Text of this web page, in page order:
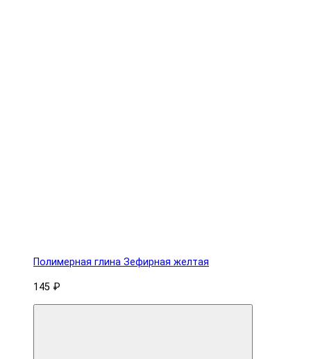
Полимерная глина Зефирная желтая
145 ₽